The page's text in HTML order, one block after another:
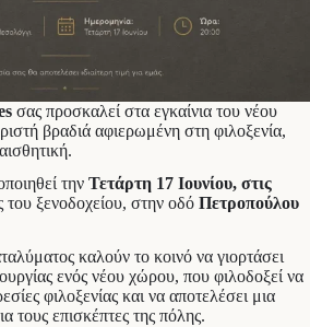
σας προσκαλεί στα εγκαίνια του νέου
βραδιά αφιερωμένη στη φιλοξενία,
την Τετάρτη 17 Ιουνίου, στις
του ξενοδοχείου, στην οδό Πετροπούλου
καλούν το κοινό να γιορτάσει
ενός νέου χώρου, που φιλοδοξεί να
φιλοξενίας και να αποτελέσει μια
τους επισκέπτες της πόλης.